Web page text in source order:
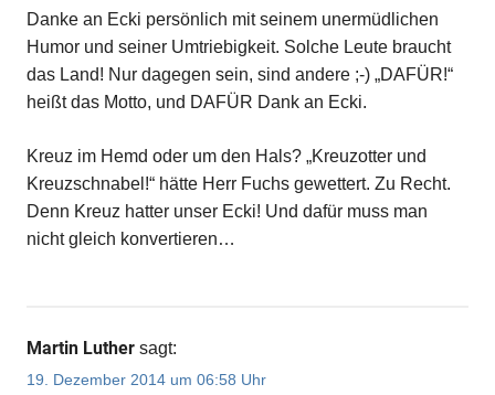
Danke an Ecki persönlich mit seinem unermüdlichen
Humor und seiner Umtriebigkeit. Solche Leute braucht
das Land! Nur dagegen sein, sind andere ;-) „DAFÜR!“
heißt das Motto, und DAFÜR Dank an Ecki.
Kreuz im Hemd oder um den Hals? „Kreuzotter und
Kreuzschnabel!“ hätte Herr Fuchs gewettert. Zu Recht.
Denn Kreuz hatter unser Ecki! Und dafür muss man
nicht gleich konvertieren…
Martin Luther sagt:
19. Dezember 2014 um 06:58 Uhr